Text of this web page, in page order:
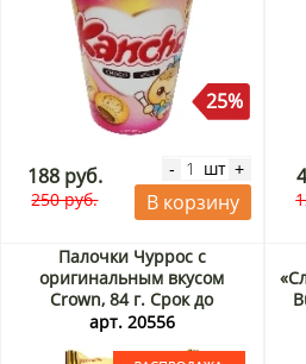
25%
188 руб.
250 руб.
- шт +
В корзину
Палочки Чуррос с
оригинальным вкусом
Crown, 84 г. Срок до
25.08.2026. Распродажа
арт. 20556